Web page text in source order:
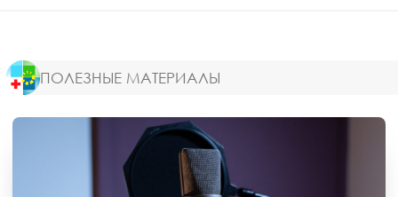
ПОЛЕЗНЫЕ МАТЕРИАЛЫ